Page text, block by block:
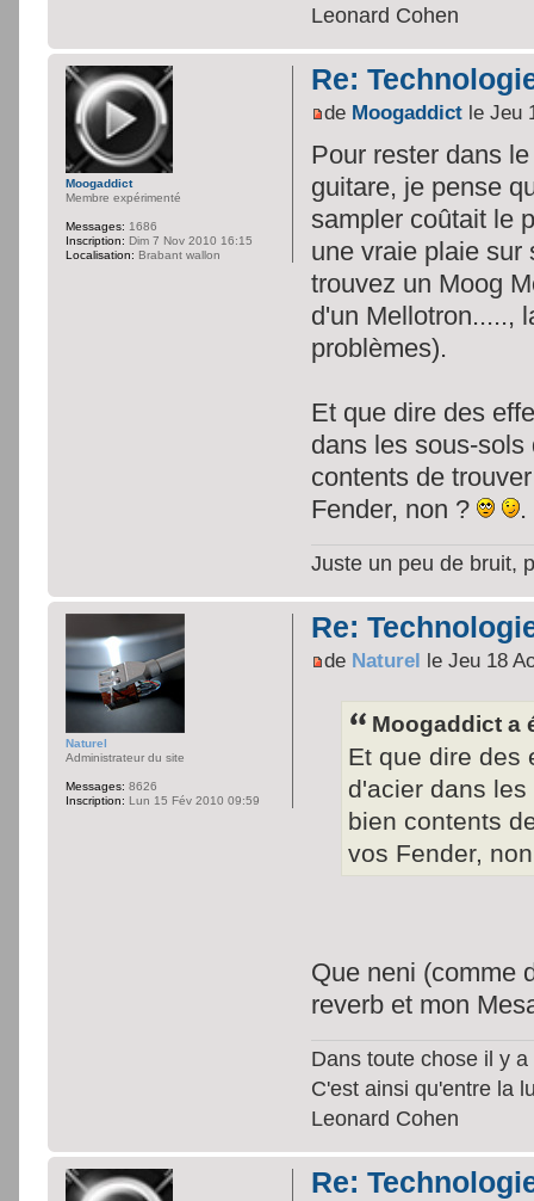
Leonard Cohen
Re:
de Moogaddict le Jeu
Pour rester dans
guitare, je pense
sampler coûtait le
une vraie plaie sur
trouvez un Moog
d'un Mellotron.....,
problèmes).
Et que dire des
dans les sous-
contents de
Fender, non ?
.
Juste un peu de bruit,
Moogaddict
Membre expérimenté
Messages: 1686
Inscription: Dim 7 Nov 2010 16:15
Localisation: Brabant wallon
Re:
de Naturel le Jeu 18
Moogaddict a
Et que dire des
d'acier dans
bien contents
vos Fender,
Que neni (comme
reverb et mon
Dans toute chose il y
C'est ainsi qu'entre la
Leonard Cohen
Naturel
Administrateur du site
Messages: 8626
Inscription: Lun 15 Fév 2010 09:59
Re: